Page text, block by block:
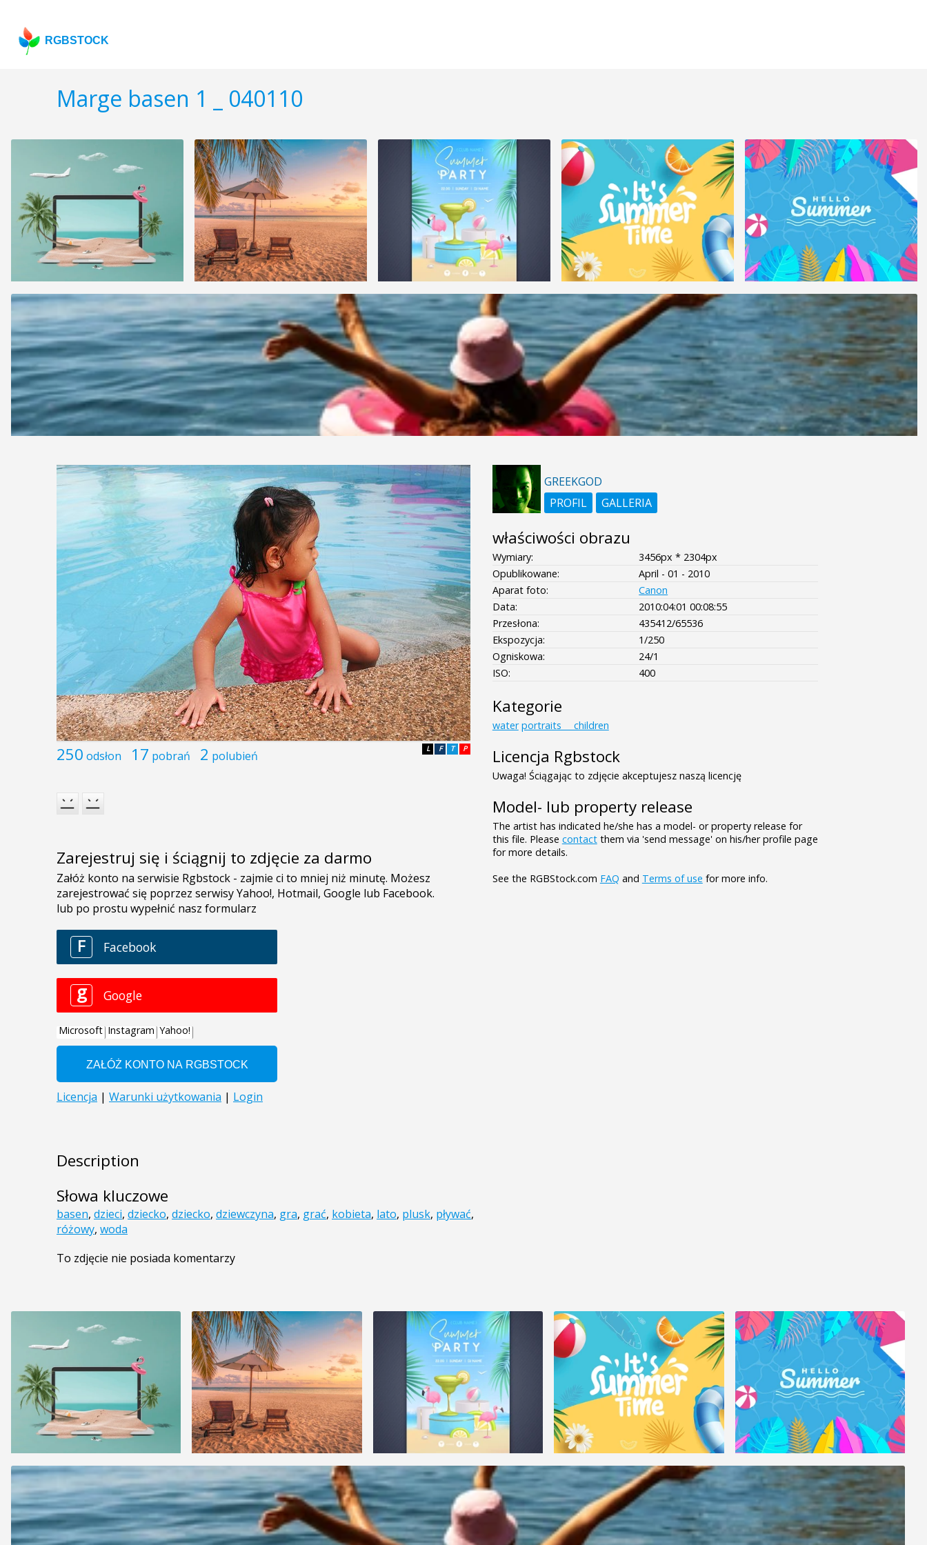
RGBSTOCK
Marge basen 1 _ 040110
250 odsłon 17 pobrań 2 polubień P
T
F
L
Zarejestruj się i ściągnij to zdjęcie za darmo
Description
Słowa kluczowe
basen, dzieci, dziecko, dziecko, dziewczyna, gra, grać, kobieta, lato, plusk, pływać,
różowy, woda
To zdjęcie nie posiada komentarzy
GREEKGOD
PROFIL
GALLERIA
właściwości obrazu
Wymiary:
3456px * 2304px
Opublikowane:
April - 01 - 2010
Aparat foto:
Canon
Data:
2010:04:01 00:08:55
Przesłona:
435412/65536
Ekspozycja:
1/250
Ogniskowa:
24/1
ISO:
400
Kategorie
water portraits___children
Licencja Rgbstock
Uwaga! Ściągając to zdjęcie akceptujesz naszą licencję
Model- lub property release
The artist has indicated he/she has a model- or property release for
this file. Please contactthem via 'send message' on his/her profile page
for more details.
See the RGBStock.com FAQ and Terms of use for more info.